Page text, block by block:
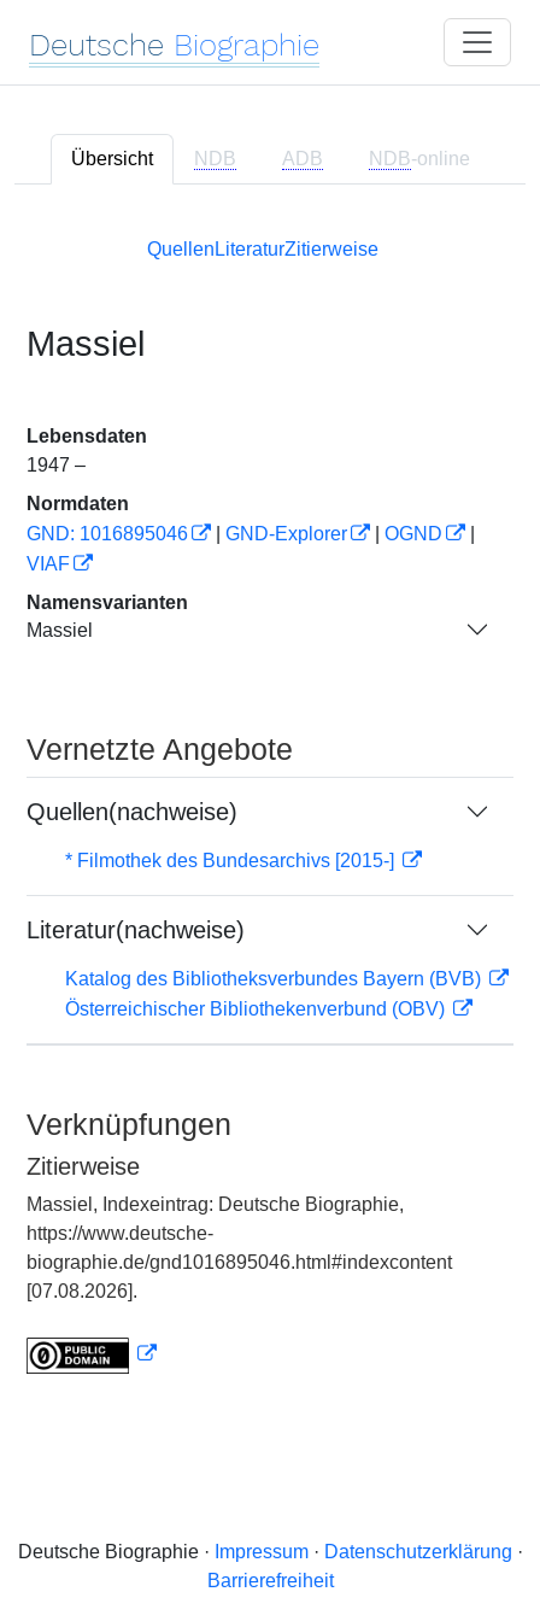
Deutsche Biographie
Übersicht NDB ADB NDB-online
Quellen LiteraturZitierweise
Massiel
Lebensdaten
1947 –
Normdaten
GND: 1016895046
GND-Explorer OGND
VIAF
Namensvarianten
Massiel
Vernetzte Angebote
Quellen(nachweise)
* Filmothek des Bundesarchivs [2015-]
Literatur(nachweise)
Katalog des Bibliotheksverbundes Bayern (BVB)
Österreichischer Bibliothekenverbund (OBV)
Verknüpfungen
Zitierweise
Massiel, Indexeintrag: Deutsche Biographie,
https://www.deutsche-
biographie.de/gnd1016895046.html#indexcontent
[07.08.2026].
Deutsche Biographie · Impressum· Datenschutzerklärung ·
Barrierefreiheit